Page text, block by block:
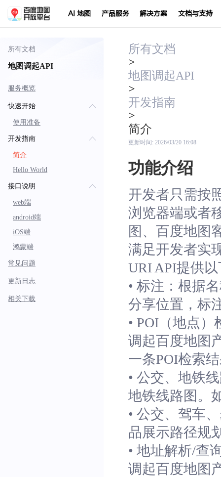
AI 地图 产品服务 解决方案 文档与支持
所有文档
地图调起API
服务概览
快速开始
使用准备
开发指南
简介
Hello World
接口说明
web端
android端
iOS端
鸿蒙端
常见问题
更新日志
相关下载
所有文档
>
地图调起API
>
开发指南
>
简介
更新时间: 2026/03/20 16:08
功能介绍
开发者只需按
浏览器端或者
图、百度地图
满足开发者实
URI API提供
• 标注：根据
分享位置，标
• POI（地点
调起百度地图
一条POI检索
• 公交、地铁
地铁线路图。
• 公交、驾车
品展示路径规
• 地址解析/查
调起百度地图